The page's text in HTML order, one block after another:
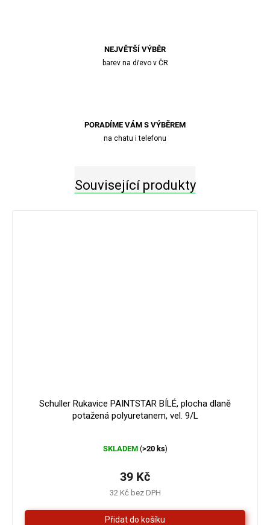
NEJVĚTŠÍ VÝBĚR
barev na dřevo v ČR
PORADÍME VÁM S VÝBĚREM
na chatu i telefonu
Související produkty
Schuller Rukavice PAINTSTAR BÍLÉ, plocha dlaně
potažená polyuretanem, vel. 9/L
hodnocení
je
z
5
hvězdiček.
SKLADEM (>20 ks)
32 Kč bez DPH
39 Kč